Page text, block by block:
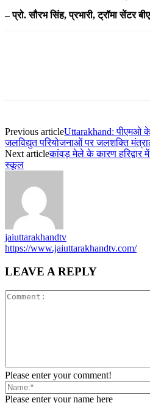
– प्रो. सौरभ सिंह, प्रभारी, ट्रॉमा सेंटर
Previous articleUttarakhand: पीएमओ
जलविद्युत परियोजनाओं पर जलशक्ति
Next articleकांवड़ मेले के कारण
स्कूल
jaiuttarakhandtv
https://www.jaiuttarakhandtv.com/
LEAVE A REPLY
Please enter your comment!
Please enter your name here